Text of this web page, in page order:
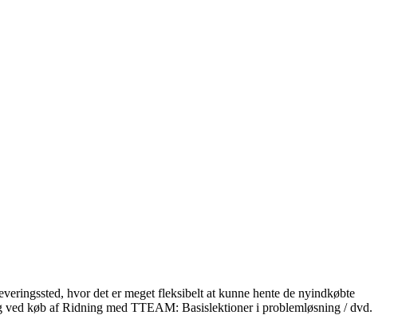
hvor det er meget fleksibelt at kunne hente de nyindkøbte
ved køb af Ridning med TTEAM: Basislektioner i problemløsning / dvd.